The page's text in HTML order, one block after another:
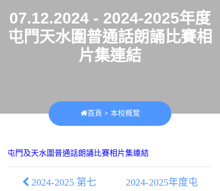
07.12.2024 - 2024-2025年度
屯門天水圍普通話朗誦比賽相
片集連結
首頁 > 本校概覽
屯門及天水圍普通話朗誦比賽相片集連結
2024-2025 第七
2024-2025年度屯